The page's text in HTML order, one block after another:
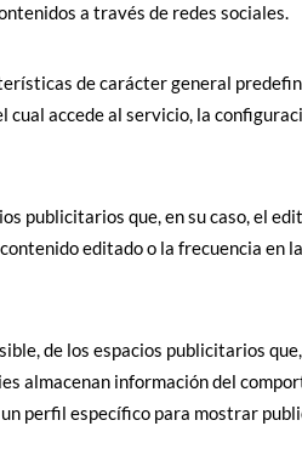
a través de redes sociales.
de carácter general
accede al servicio, la
publicitarios que, en su caso, el
editado o la frecuencia en
de los espacios publicitarios
almacenan información del
perfil específico para mostrar